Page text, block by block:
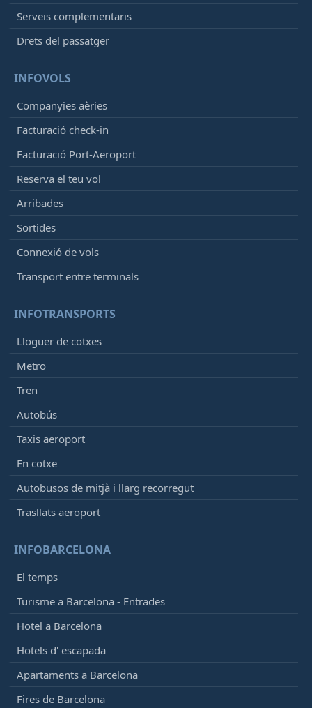
Serveis complementaris
Drets del passatger
INFOVOLS
Companyies aèries
Facturació check-in
Facturació Port-Aeroport
Reserva el teu vol
Arribades
Sortides
Connexió de vols
Transport entre terminals
INFOTRANSPORTS
Lloguer de cotxes
Metro
Tren
Autobús
Taxis aeroport
En cotxe
Autobusos de mitjà i llarg recorregut
Trasllats aeroport
INFOBARCELONA
El temps
Turisme a Barcelona - Entrades
Hotel a Barcelona
Hotels d' escapada
Apartaments a Barcelona
Fires de Barcelona